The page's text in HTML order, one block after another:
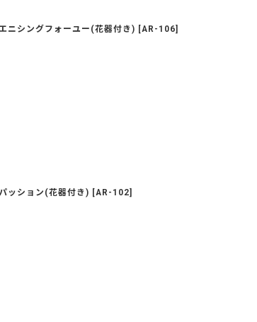
ニシングフォーユー(花器付き) [AR-106]
ッション(花器付き) [AR-102]